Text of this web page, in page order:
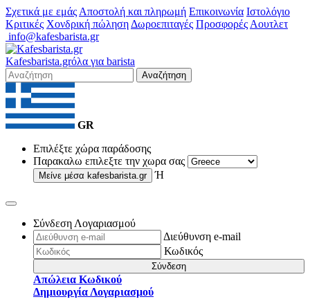
Σχετικά με εμάς Αποστολή και πληρωμή Επικοινωνία Ιστολόγιο
Κριτικές Χονδρική πώληση Δωροεπιταγές Προσφορές Αουτλετ
info@kafesbarista.gr
Kafesbarista.grόλα για barista
Αναζήτηση
GR
Επιλέξτε χώρα παράδοσης
Παρακαλω επιλεξτε την χωρα σας
Μείνε μέσα kafesbarista.gr Ή
Σύνδεση Λογαριασμού
Διεύθυνση e-mail
Κωδικός
Σύνδεση
Απώλεια Κωδικού
Δημιουργία Λογαριασμού